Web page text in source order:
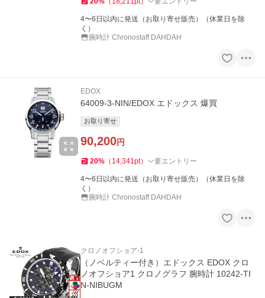
4〜6日以内に発送（お取り寄せ販売）（休業日を除
く）
腕時計 Chronostaff DAHDAH
EDOX
64009-3-NIN/EDOX エドックス 爆買
お取り寄せ
90,200円
20% （ 14,341pt） 要エントリー
4〜6日以内に発送（お取り寄せ販売）（休業日を除
く）
腕時計 Chronostaff DAHDAH
クロノオフショア-1
（ノベルティー付き）エドックス EDOX クロ
ノオフショア1 クロノグラフ 腕時計 10242-TI
N-NIBUGM